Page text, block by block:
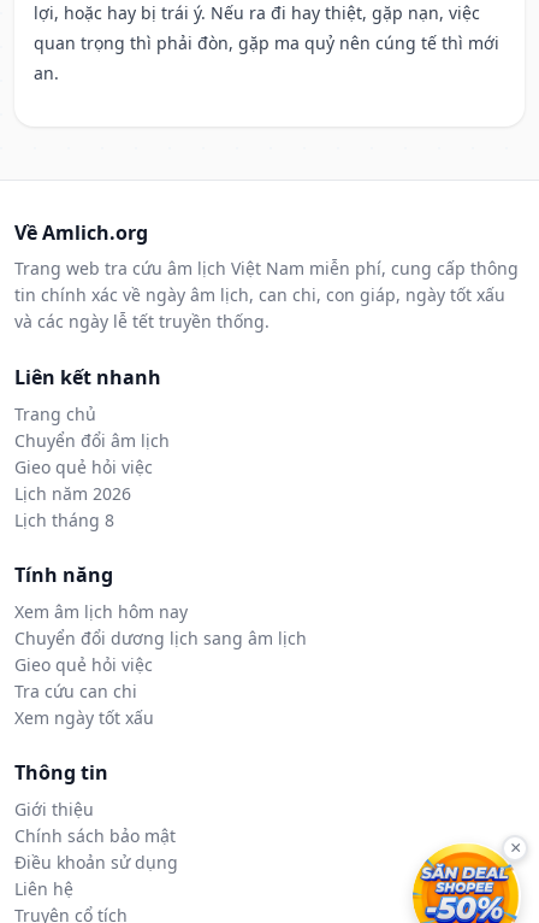
lợi, hoặc hay bị trái ý. Nếu ra đi hay thiệt, gặp nạn, việc
quan trọng thì phải đòn, gặp ma quỷ nên cúng tế thì mới
an.
Về Amlich.org
Trang web tra cứu âm lịch Việt Nam miễn phí, cung cấp thông
tin chính xác về ngày âm lịch, can chi, con giáp, ngày tốt xấu
và các ngày lễ tết truyền thống.
Liên kết nhanh
Trang chủ
Chuyển đổi âm lịch
Gieo quẻ hỏi việc
Lịch năm 2026
Lịch tháng 8
Tính năng
Xem âm lịch hôm nay
Chuyển đổi dương lịch sang âm lịch
Gieo quẻ hỏi việc
Tra cứu can chi
Xem ngày tốt xấu
Thông tin
Giới thiệu
Chính sách bảo mật
Điều khoản sử dụng
Liên hệ
Truyện cổ tích
×